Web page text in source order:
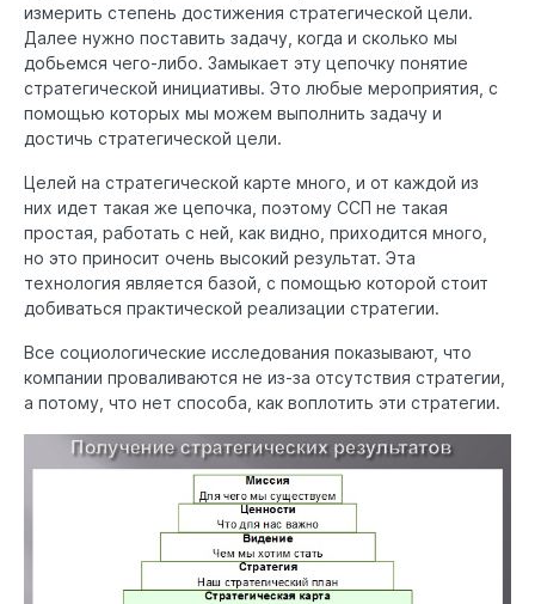
измерить степень достижения стратегической цели.
Далее нужно поставить задачу, когда и сколько мы
добьемся чего-либо. Замыкает эту цепочку понятие
стратегической инициативы. Это любые мероприятия, с
помощью которых мы можем выполнить задачу и
достичь стратегической цели.
Целей на стратегической карте много, и от каждой из
них идет такая же цепочка, поэтому ССП не такая
простая, работать с ней, как видно, приходится много,
но это приносит очень высокий результат. Эта
технология является базой, с помощью которой стоит
добиваться практической реализации стратегии.
Все социологические исследования показывают, что
компании проваливаются не из-за отсутствия стратегии,
а потому, что нет способа, как воплотить эти стратегии.